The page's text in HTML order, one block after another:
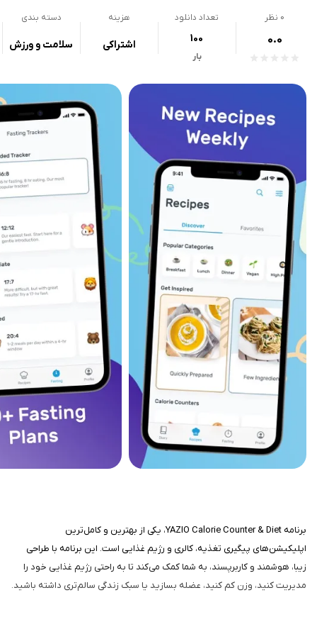
0 نظر
0.0
تعداد دانلود
100
بار
هزینه
اشتراکی
دسته بندی
سلامت و ورزش
برنامه YAZIO Calorie Counter & Diet، یکی از بهترین و کامل‌ترین
اپلیکیشن‌های پیگیری تغذیه، کالری و رژیم غذایی است. این برنامه با طراحی
زیبا، هوشمند و کاربرپسند، به شما کمک می‌کند تا به راحتی رژیم غذایی خود را
مدیریت کنید، وزن کم کنید، عضله بسازید یا سبک زندگی سالم‌تری داشته باشید.